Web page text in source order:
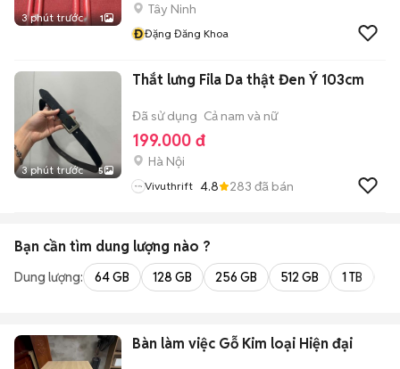
3 phút trước 1
Tây Ninh
ĐĐặng Đăng Khoa
3 phút trước 5
Thắt lưng Fila Da thật Đen Ý 103cm
Đã sử dụng Cả nam và nữ
199.000 đ
Hà Nội
Vivuthrift 4.8 283 đã bán
Bạn cần tìm dung lượng nào ?
Dung lượng: 64 GB 128 GB 256 GB 512 GB 1 TB
Bàn làm việc Gỗ Kim loại Hiện đại